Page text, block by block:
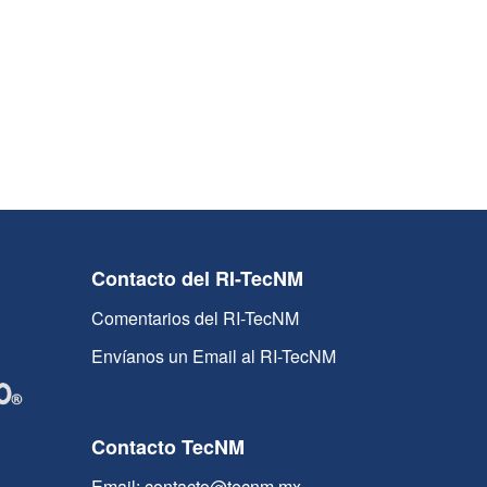
Contacto del RI-TecNM
Comentarios del RI-TecNM
Envíanos un Email al RI-TecNM
Contacto TecNM